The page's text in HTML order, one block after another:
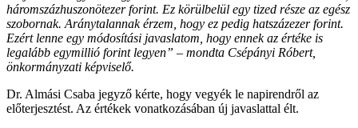
háromszázhuszonötezer forint. Ez körülbelül egy tized része az egész
szobornak. Aránytalannak érzem, hogy ez pedig hatszázezer forint.
Ezért lenne egy módosítási javaslatom, hogy ennek az értéke is
legalább egymillió forint legyen” – mondta Csépányi Róbert,
önkormányzati képviselő.
Dr. Almási Csaba jegyző kérte, hogy vegyék le napirendről az
előterjesztést. Az értékek vonatkozásában új javaslattal élt.